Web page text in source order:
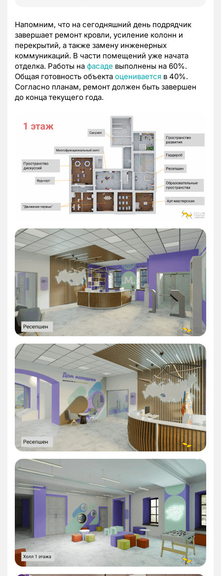
Напомним, что на сегодняшний день подрядчик
завершает ремонт кровли, усиление колонн и
перекрытий, а также замену инженерных
коммуникаций. В части помещений уже начата
отделка. Работы на фасаде выполнены на 60%.
Общая готовность объекта оценивается в 40%.
Согласно планам, ремонт должен быть завершен
до конца текущего года.